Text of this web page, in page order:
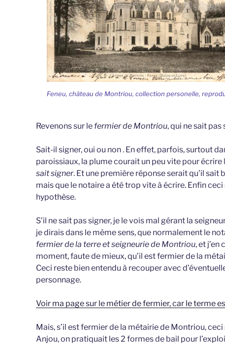
Feneu, château de Montriou, collection personelle,
Revenons sur le fermier de Montriou, qui ne sait pas
Sait-il signer, oui ou non . En effet, parfois, surtout
paroissiaux, la plume courait un peu vite pour écrire
sait signer. Et une première réponse serait qu’il sait
mais que le notaire a été trop vite à écrire. Enfin ceci
hypothèse.
S’il ne sait pas signer, je le vois mal gérant la
je dirais dans le même sens, que normalement le
fermier de la terre et seigneurie de Montriou, et j’en
moment, faute de mieux, qu’il est fermier de la
Ceci reste bien entendu à recouper avec
personnage.
Voir ma page sur le métier de fermier, car le terme
Mais, s’il est fermier de la métairie de Montriou, ceci
Anjou, on pratiquait les 2 formes de bail pour